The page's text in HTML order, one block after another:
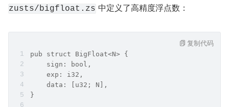
zusts/bigfloat.zs 中定义了高精度浮点数：
pub struct BigFloat<N> {
    sign: bool,
    exp: i32,
    data: [u32; N],
}
复制代码